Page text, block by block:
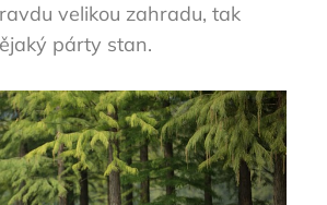
velikou zahradu, tak
párty stan.